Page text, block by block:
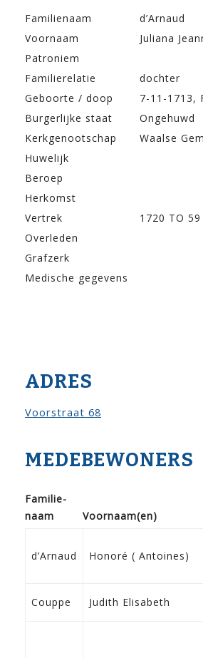
Familienaam
d’Arnaud
Voornaam
Juliana
Patroniem
Familierelatie
dochter
Geboorte / doop
7-11-1713,
Burgerlijke staat
Ongehuwd
Kerkgenootschap
Waalse
Huwelijk
Beroep
Herkomst
Vertrek
1720 TO 59
Overleden
Grafzerk
Medische gegevens
ADRES
Voorstraat 68
MEDEBEWONERS
Familie­
naam
Voor­naam(en)
d’Arnaud Honoré ( Antoines)
Couppe Judith Elisabeth